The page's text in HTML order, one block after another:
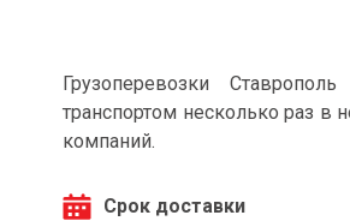
Грузоперевозки
транспортом несколько раз
компаний.
Срок доставки